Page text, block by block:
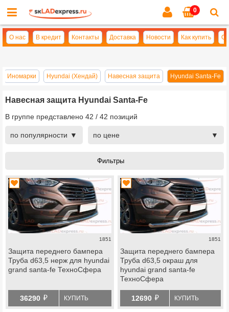
0
О нас В кредит Контакты Доставка Новости Как купить
Иномарки Hyundai (Хендай) Навесная защита Hyundai Santa-Fe
Навесная защита Hyundai Santa-Fe
В группе представлено 42 / 42 позиций
по популярности по цене
1851
Защита переднего бампера
Труба d63,5 нерж для hyundai
grand santa-fe ТехноСфера
36290 й КУПИТЬ
1851
Защита переднего бампера
Труба d63,5 окраш для
hyundai grand santa-fe
ТехноСфера
12690 й КУПИТЬ